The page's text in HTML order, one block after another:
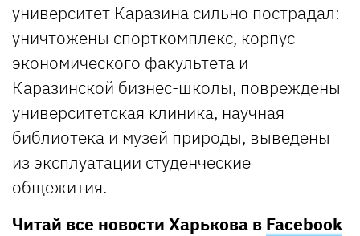
университет Каразина сильно пострадал:
уничтожены спорткомплекс, корпус
экономического факультета и
Каразинской бизнес-школы, повреждены
университетская клиника, научная
библиотека и музей природы, выведены
из эксплуатации студенческие
общежития.
Читай все новости Харькова в Facebook